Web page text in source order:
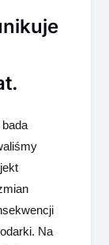
bada
Na